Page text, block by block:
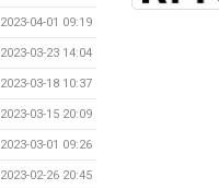
2023-04-01 09:19
2023-03-23 14:04
2023-03-18 10:37
2023-03-15 20:09
2023-03-01 09:26
2023-02-26 20:45